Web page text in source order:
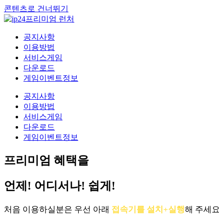
콘텐츠로 건너뛰기
공지사항
이용방법
서비스게임
다운로드
게임이벤트정보
공지사항
이용방법
서비스게임
다운로드
게임이벤트정보
프리미엄 혜택을
언제! 어디서나! 쉽게!
처음 이용하실분은 우선 아래 접속기를 설치+실행해 주세